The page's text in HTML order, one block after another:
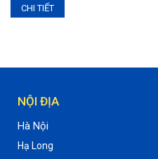
CHI TIẾT
NỘI ĐỊA
Hà Nội
Hạ Long